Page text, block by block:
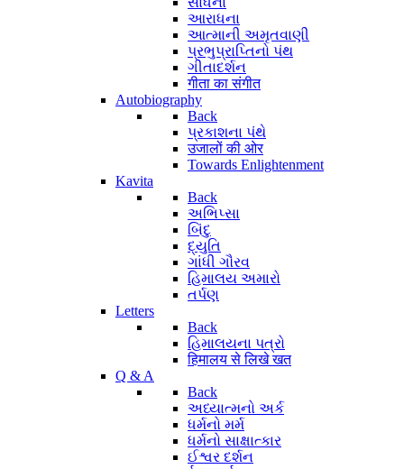
આરાધના
આત્માની અમૃતવાણી
પ્રભુપ્રાપ્તિનો પંથ
ગીતાદર્શન
गीता का संगीत
Autobiography
Back
પ્રકાશના પંથે
उजालों की ओर
Towards Enlightenment
Kavita
Back
અભિપ્સા
બિંદુ
દ્યુતિ
ગાંધી ગૌરવ
હિમાલય અમારો
તર્પણ
Letters
Back
હિમાલયના પત્રો
हिमालय से लिखे खत
Q & A
Back
અધ્યાત્મનો અર્ક
ધર્મનો મર્મ
ધર્મનો સાક્ષાત્કાર
ઈશ્વર દર્શન